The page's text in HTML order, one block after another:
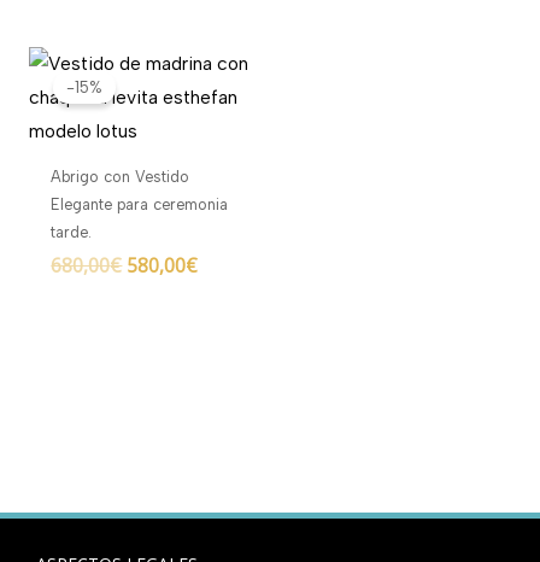
-15%
Abrigo con Vestido
Elegante para ceremonia
tarde.
680,00€
El
original
era:
580,00€
El
actual